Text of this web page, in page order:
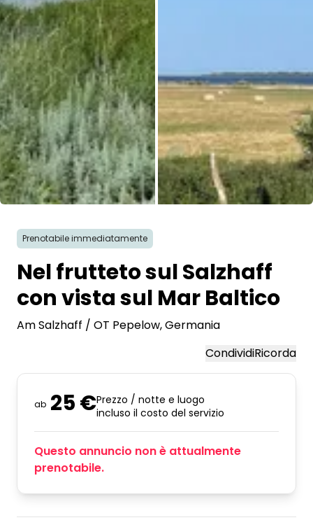
Prenotabile immediatamente
Nel frutteto sul Salzhaff
con vista sul Mar Baltico
Am Salzhaff / OT Pepelow, Germania
CondividiRicorda
ab 25 €Prezzo / notte e luogo
incluso il costo del servizio
Questo annuncio non è attualmente
prenotabile.